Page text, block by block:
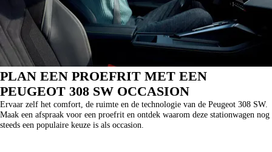
PLAN EEN PROEFRIT MET EEN
PEUGEOT 308 SW OCCASION
Ervaar zelf het comfort, de ruimte en de technologie van de Peugeot 308 SW.
Maak een afspraak voor een proefrit en ontdek waarom deze stationwagen nog
steeds een populaire keuze is als occasion.